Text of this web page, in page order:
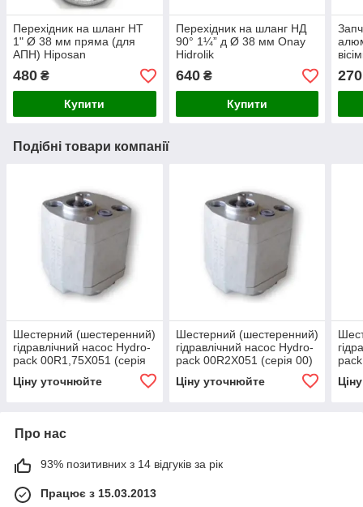
Перехідник на шланг НТ
1" Ø 38 мм пряма (для
АПН) Hiposan
480 ₴
Купити
Перехідник на шланг НД
90° 1¼” д Ø 38 мм Onay
Hidrolik
640₴
Купити
270
Подібні товари компанії
Шестерний (шестеренний)
гідравлічний насос Hydro-
pack 00R1,75X051 (серія
Ціну уточнюйте
Шестерний (шестеренний)
гідравлічний насос Hydro-
pack 00R2X051 (серія 00)
Ціну уточнюйте
Про нас
93% позитивних з 14 відгуків за рік
Працює з 15.03.2013